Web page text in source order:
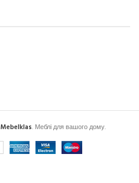
Mebelklas. Меблі для вашого дому.